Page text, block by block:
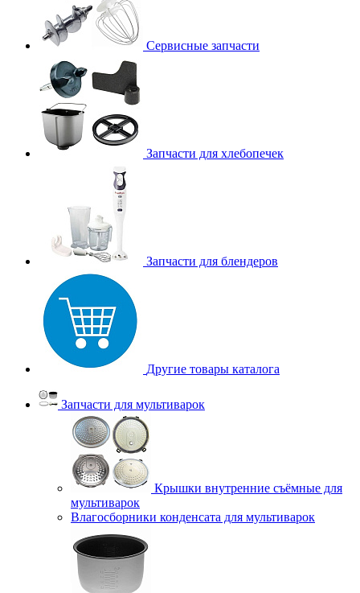
Сервисные запчасти
Запчасти для хлебопечек
Запчасти для блендеров
Другие товары каталога
Запчасти для мультиварок
Крышки внутренние съёмные для
мультиварок
Влагосборники конденсата для мультиварок